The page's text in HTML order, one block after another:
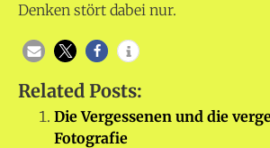
Denken stört dabei nur.
Related Posts:
Die Vergessenen und die
Fotografie